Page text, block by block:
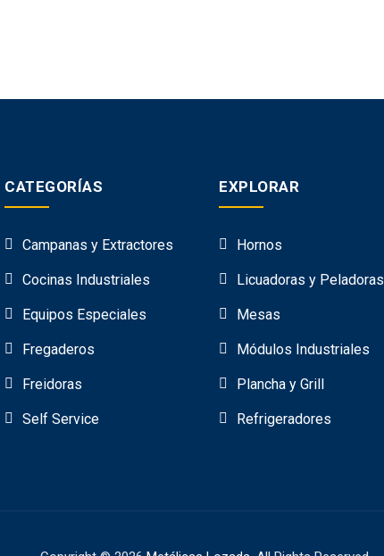
CATEGORÍAS
Campanas y Extractores
Cocinas Industriales
Equipos Especiales
Fregaderos
Freidoras
Self Service
EXPLORAR
Hornos
Licuadoras y Peladoras
Mesas
Módulos Industriales
Plancha y Grill
Refrigeradores